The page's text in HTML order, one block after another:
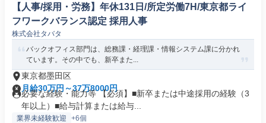
【人事/採用・労務】年休131日/所定労働7H/東京都ライ
フワークバランス認定 採用人事
株式会社タバタ
バックオフィス部門は、総務課・経理課・情報システム課に分かれ
ています。その中でも、新卒また...
東京都墨田区
月給30万円～37万8000円
必要な経験・能力等 【必須】■新卒または中途採用の経験（3
年以上）■給与計算または給与...
業界未経験歓迎 +6個